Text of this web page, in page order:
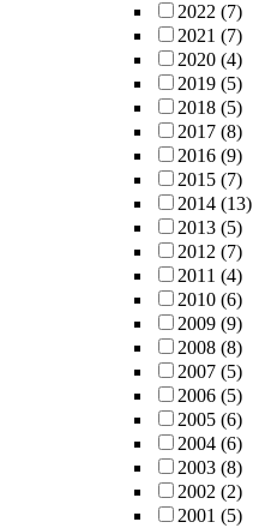
2022 (7)
2021 (7)
2020 (4)
2019 (5)
2018 (5)
2017 (8)
2016 (9)
2015 (7)
2014 (13)
2013 (5)
2012 (7)
2011 (4)
2010 (6)
2009 (9)
2008 (8)
2007 (5)
2006 (5)
2005 (6)
2004 (6)
2003 (8)
2002 (2)
2001 (5)